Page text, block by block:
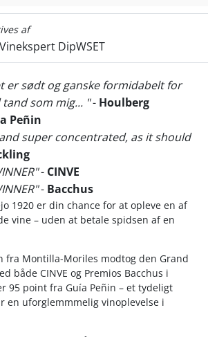
af
Vinekspert DipWSET
er sødt og ganske formidabelt for
som mig... "- Houlberg
Peñin
super concentrated, as it should
- CINVE
- Bacchus
1920 er din chance for at opleve en af
vine – uden at betale spidsen af en
fra Montilla-Moriles modtog den Grand
både CINVE og Premios Bacchus i
95 point fra Guía Peñin – et tydeligt
en uforglemmmelig vinoplevelse i